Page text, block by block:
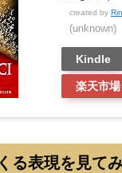
created by
(unknown)
Kindle
楽天市場
る表現を見て